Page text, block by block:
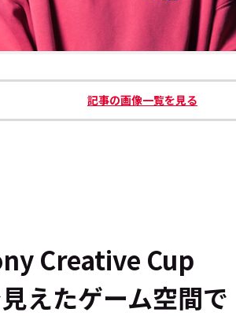
記事の画像一覧を見る
Creative Cup
えたゲーム空間で